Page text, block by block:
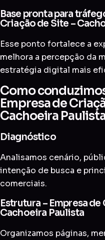
Base pronta para
Criação de Site –
Esse ponto fortalece a
melhora a percepção da
estratégia digital mais
Como
Empresa de
Cachoeira
Diagnóstico
Analisamos cenário,
intenção de busca e
comerciais.
Estrutura – Empresa
Cachoeira Paulista
Organizamos páginas,